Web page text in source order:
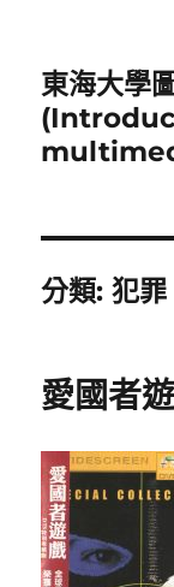
東海大學
分類:犯罪
愛國者